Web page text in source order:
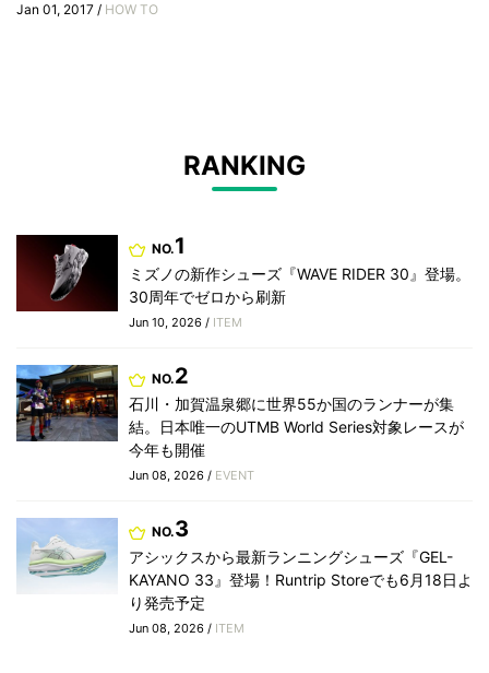
Jan 01, 2017 / HOW TO
RANKING
NO.1
ミズノの新作シューズ『WAVE RIDER 30』登場。
30周年でゼロから刷新
Jun 10, 2026 / ITEM
NO.2
石川・加賀温泉郷に世界55か国のランナーが集
結。日本唯一のUTMB World Series対象レースが
今年も開催
Jun 08, 2026 / EVENT
NO.3
アシックスから最新ランニングシューズ『GEL-
KAYANO 33』登場！Runtrip Storeでも6月18日よ
り発売予定
Jun 08, 2026 / ITEM